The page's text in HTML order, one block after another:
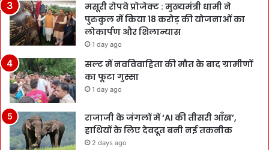
मसूरी रोपवे प्रोजेक्ट : मुख्‍यमंत्री धामी ने
पुरुकुल में किया 18 करोड़ की योजनाओं का
लोकार्पण और शिलान्यास
1 day ago
सल्ट में नवविवाहिता की मौत के बाद ग्रामीणों
का फूटा गुस्सा
1 day ago
राजाजी के जंगलों में ‘AI की तीसरी आँख’,
हाथियों के लिए देवदूत बनी नई तकनीक
2 days ago